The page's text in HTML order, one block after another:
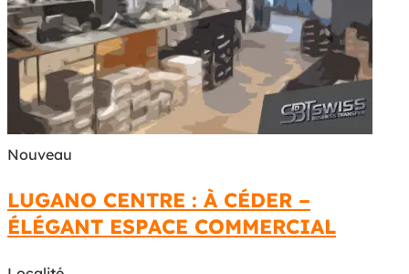
Nouveau
LUGANO CENTRE : À CÉDER –
ÉLÉGANT ESPACE COMMERCIAL